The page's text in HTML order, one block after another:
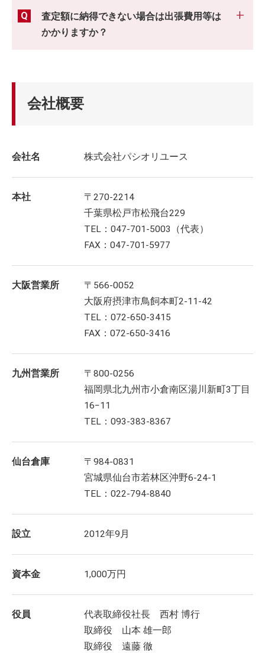
査定額に納得できない場合は出張費用等は
かかりますか？
会社概要
会社名 株式会社パシオリユース
本社
〒270-2214
千葉県松戸市松飛台229
TEL：047-701-5003（代表）
FAX：047-701-5977
大阪営業所
〒566-0052
大阪府摂津市鳥飼本町2-11-42
TEL：072-650-3415
FAX：072-650-3416
九州営業所
〒800-0256
福岡県北九州市小倉南区湯川新町3丁目
16−11
TEL：093-383-8367
仙台倉庫
〒984-0831
宮城県仙台市若林区沖野6-24-1
TEL：022-794-8840
設立 2012年9月
資本金 1,000万円
役員
代表取締役社長 西村 博行
取締役 山本 雄一郎
取締役 遠藤 徹